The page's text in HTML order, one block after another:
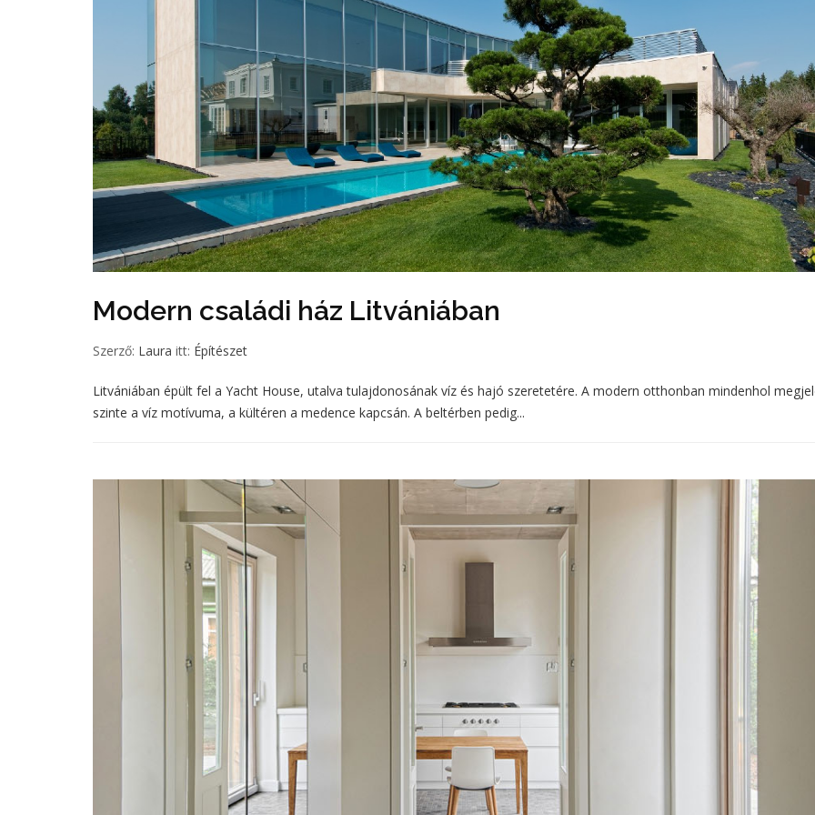
Modern családi ház Litvániában
Szerző: Laura itt: Építészet
Litvániában épült fel a Yacht House, utalva tulajdonosának víz és hajó szeretetére. A modern otthonban mindenhol
szinte a víz motívuma, a kültéren a medence kapcsán. A beltérben pedig...